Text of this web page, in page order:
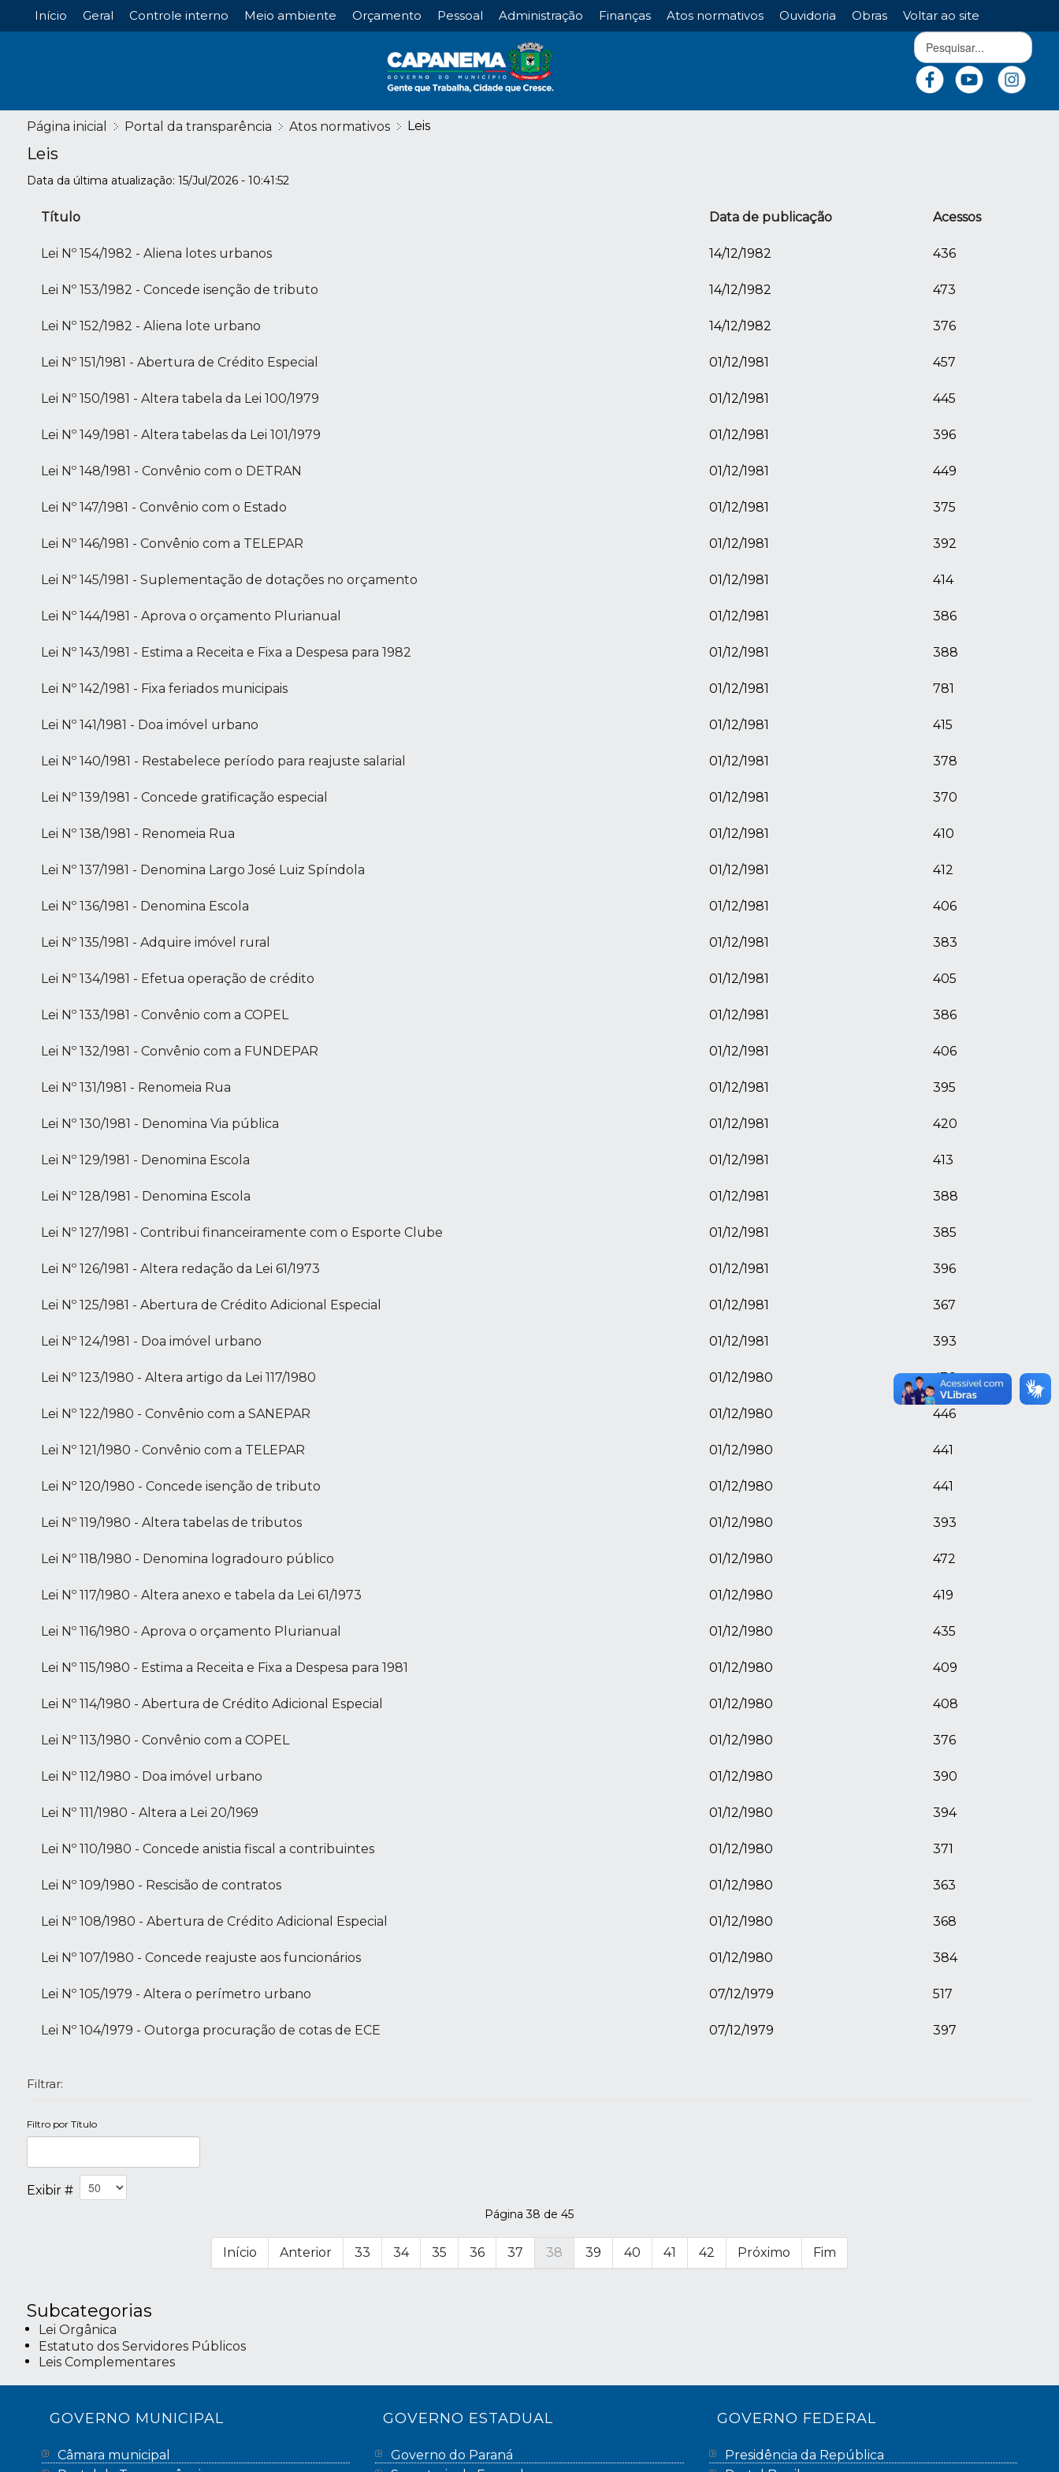
Início Geral Controle interno Meio ambiente Orçamento Pessoal Administração Finanças Atos normativos Ouvidoria Obras Voltar ao site
Página inicial Portal da transparência Atos normativos Leis
Leis
Data da última atualização: 15/Jul/2026 - 10:41:52
Título Data de publicação Acessos
Lei Nº 154/1982 - Aliena lotes urbanos 14/12/1982 436
Lei Nº 153/1982 - Concede isenção de tributo 14/12/1982 473
Lei Nº 152/1982 - Aliena lote urbano 14/12/1982 376
Lei Nº 151/1981 - Abertura de Crédito Especial 01/12/1981 457
Lei Nº 150/1981 - Altera tabela da Lei 100/1979 01/12/1981 445
Lei Nº 149/1981 - Altera tabelas da Lei 101/1979 01/12/1981 396
Lei Nº 148/1981 - Convênio com o DETRAN 01/12/1981 449
Lei Nº 147/1981 - Convênio com o Estado 01/12/1981 375
Lei Nº 146/1981 - Convênio com a TELEPAR 01/12/1981 392
Lei Nº 145/1981 - Suplementação de dotações no orçamento 01/12/1981 414
Lei Nº 144/1981 - Aprova o orçamento Plurianual 01/12/1981 386
Lei Nº 143/1981 - Estima a Receita e Fixa a Despesa para 1982 01/12/1981 388
Lei Nº 142/1981 - Fixa feriados municipais 01/12/1981 781
Lei Nº 141/1981 - Doa imóvel urbano 01/12/1981 415
Lei Nº 140/1981 - Restabelece período para reajuste salarial 01/12/1981 378
Lei Nº 139/1981 - Concede gratificação especial 01/12/1981 370
Lei Nº 138/1981 - Renomeia Rua 01/12/1981 410
Lei Nº 137/1981 - Denomina Largo José Luiz Spíndola 01/12/1981 412
Lei Nº 136/1981 - Denomina Escola 01/12/1981 406
Lei Nº 135/1981 - Adquire imóvel rural 01/12/1981 383
Lei Nº 134/1981 - Efetua operação de crédito 01/12/1981 405
Lei Nº 133/1981 - Convênio com a COPEL 01/12/1981 386
Lei Nº 132/1981 - Convênio com a FUNDEPAR 01/12/1981 406
Lei Nº 131/1981 - Renomeia Rua 01/12/1981 395
Lei Nº 130/1981 - Denomina Via pública 01/12/1981 420
Lei Nº 129/1981 - Denomina Escola 01/12/1981 413
Lei Nº 128/1981 - Denomina Escola 01/12/1981 388
Lei Nº 127/1981 - Contribui financeiramente com o Esporte Clube 01/12/1981 385
Lei Nº 126/1981 - Altera redação da Lei 61/1973 01/12/1981 396
Lei Nº 125/1981 - Abertura de Crédito Adicional Especial 01/12/1981 367
Lei Nº 124/1981 - Doa imóvel urbano 01/12/1981 393
Lei Nº 123/1980 - Altera artigo da Lei 117/1980 01/12/1980 476
Lei Nº 122/1980 - Convênio com a SANEPAR 01/12/1980 446
Lei Nº 121/1980 - Convênio com a TELEPAR 01/12/1980 441
Lei Nº 120/1980 - Concede isenção de tributo 01/12/1980 441
Lei Nº 119/1980 - Altera tabelas de tributos 01/12/1980 393
Lei Nº 118/1980 - Denomina logradouro público 01/12/1980 472
Lei Nº 117/1980 - Altera anexo e tabela da Lei 61/1973 01/12/1980 419
Lei Nº 116/1980 - Aprova o orçamento Plurianual 01/12/1980 435
Lei Nº 115/1980 - Estima a Receita e Fixa a Despesa para 1981 01/12/1980 409
Lei Nº 114/1980 - Abertura de Crédito Adicional Especial 01/12/1980 408
Lei Nº 113/1980 - Convênio com a COPEL 01/12/1980 376
Lei Nº 112/1980 - Doa imóvel urbano 01/12/1980 390
Lei Nº 111/1980 - Altera a Lei 20/1969 01/12/1980 394
Lei Nº 110/1980 - Concede anistia fiscal a contribuintes 01/12/1980 371
Lei Nº 109/1980 - Rescisão de contratos 01/12/1980 363
Lei Nº 108/1980 - Abertura de Crédito Adicional Especial 01/12/1980 368
Lei Nº 107/1980 - Concede reajuste aos funcionários 01/12/1980 384
Lei Nº 105/1979 - Altera o perímetro urbano 07/12/1979 517
Lei Nº 104/1979 - Outorga procuração de cotas de ECE 07/12/1979 397
Filtrar:
Filtro por Título
Exibir #
Página 38 de 45
Início Anterior 33 34 35 36 37 38 39 40 41 42 Próximo Fim
Subcategorias
Lei Orgânica
Estatuto dos Servidores Públicos
Leis Complementares
GOVERNO MUNICIPAL
Câmara municipal
GOVERNO ESTADUAL
Governo do Paraná
GOVERNO FEDERAL
Presidência da República